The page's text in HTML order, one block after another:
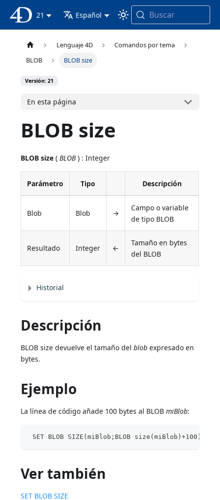
Documentación 4D
21 Español Buscar
Lenguaje 4D
Comandos por tema
BLOB
BLOB size
Versión: 21
En esta página
BLOB size
BLOB size (BLOB) : Integer
Parámetro Tipo Descripción
Blob Blob →
Campo o variable
de tipo BLOB
Resultado Integer ←
Tamaño en bytes
del BLOB
Historial
Descripción
BLOB size devuelve el tamaño delblob expresado en
bytes.
Ejemplo
La línea de código añade 100 bytes al BLOBmiBlob:
SET BLOB SIZE(miBlob;BLOB size(miBlob)+100)
Ver también
SET BLOB SIZE